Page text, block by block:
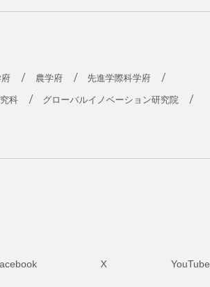
農学府 先進学際科学府
科 グローバルイノベーション研究院
X YouTube